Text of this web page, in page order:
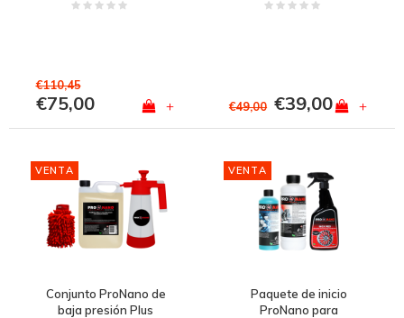
€110,45
€75,00 + €49,00 €39,00 +
VENTA
Conjunto ProNano de
baja presión Plus
VENTA
Paquete de inicio
ProNano para